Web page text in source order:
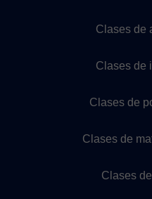
Clases de
Clases de
Clases de
Clases de
Clases